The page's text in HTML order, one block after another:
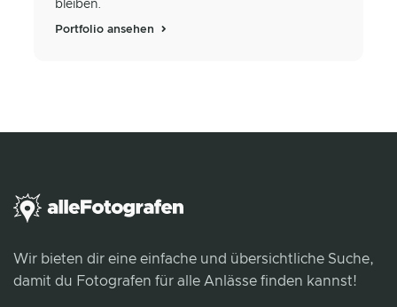
bleiben.
Portfolio ansehen
Wir bieten dir eine einfache und übersichtliche Suche,
damit du Fotografen für alle Anlässe finden kannst!